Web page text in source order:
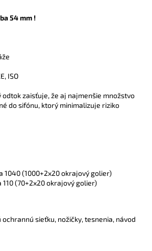
54 mm !
ISO
zaisťuje, že aj najmenšie množstvo
do sifónu, ktorý minimalizuje riziko
1040 (1000+2x20 okrajový golier)
110 (70+2x20 okrajový golier)
sieťku, nožičky, tesnenia, návod